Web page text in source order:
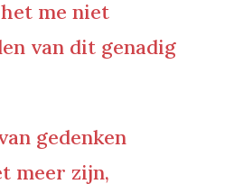
me niet
van dit genadig
gedenken
meer zijn,